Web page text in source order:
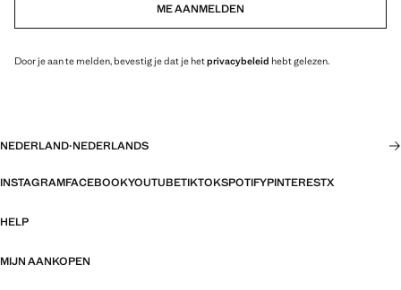
ME AANMELDEN
Door je aan te melden, bevestig je dat je hetprivacybeleid hebt gelezen.
NEDERLAND·NEDERLANDS
INSTAGRAMFACEBOOKYOUTUBETIKTOKSPOTIFYPINTERESTX
HELP
MIJN AANKOPEN